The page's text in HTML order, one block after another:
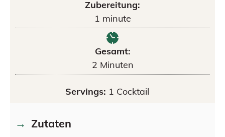
Zubereitung:
1 minute
Gesamt:
2 Minuten
Servings: 1 Cocktail
Zutaten